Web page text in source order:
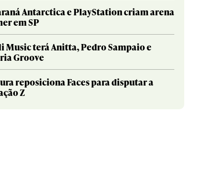
Antarctica e PlayStation criam arena
em SP
Music terá Anitta, Pedro Sampaio e
Groove
reposiciona Faces para disputar a
Z